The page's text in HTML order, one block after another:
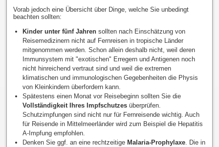
Vorab jedoch eine Übersicht über Dinge, welche Sie unbedingt
beachten sollten:
Kinder unter fünf Jahren sollten nach Einschätzung von
Reisemedizinern nicht auf Fernreisen in tropische Länder
mitgenommen werden. Schon allein deshalb nicht, weil deren
Immunsystem mit "exotischen" Erregern und Antigenen noch
nicht hinreichend vertraut sind und weil die extremen
klimatischen und immunologischen Gegebenheiten die Physis
von Kleinkindern überfordern kann.
Spätestens einen Monat vor Reisebeginn sollten Sie die
Vollständigkeit Ihres Impfschutzes überprüfen.
Schutzimpfungen sind nicht nur für Fernreisende wichtig. Auch
für Reisende in Mittelmeerländer wird zum Beispiel die Hepatitis
A-Impfung empfohlen.
Denken Sie ggf. an eine rechtzeitige Malaria-Prophylaxe . Die in